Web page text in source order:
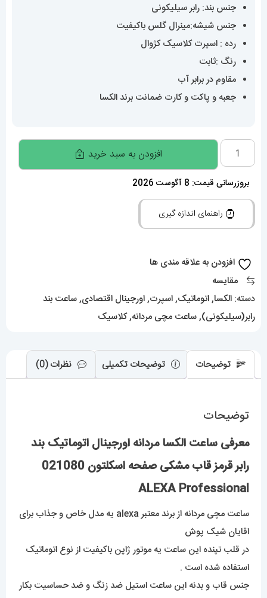
جنس بند: رابر سیلیکونی
جنس شیشه:مینرال گلس باکیفیت
رده : اسپرت کلاسیک کژوال
رنگ :ثابت
مقاوم در برابر آب
جعبه و پاکت و کارت ضمانت برند الکسا
ساعت
الکسا
مردانه
اورجینال
اتوماتیک
رابر
قرمز
مشکی
صفحه
021080
ALEXA
عدد
افزودن به سبد خرید
بروزرسانی قیمت: 8 آگوست 2026
راهنمای اندازه گیری
افزودن به علاقه مندی ها
مقایسه
دسته: الکسا,اتوماتیک,اسپرت,اورجینال اقتصادی,ساعت بند
رابر(سیلیکونی),ساعت مچی مردانه,کلاسیک
توضیحات توضیحات تکمیلی نظرات (0)
توضیحات
معرفی ساعت الکسا مردانه اورجینال اتوماتیک بند
رابر قرمز قاب مشکی صفحه اسکلتون 021080
ALEXA Professional
ساعت مچی مردانه از برند معتبر alexa
یه مدل خاص و جذاب برای
اقایان شیک پوش
در قلب تپنده این ساعت یه موتور ژاپن باکیفیت از نوع اتوماتیک
استفاده شده است .
جنس قاب و بدنه این ساعت استیل ضد زنگ و ضد حساسیت بکار